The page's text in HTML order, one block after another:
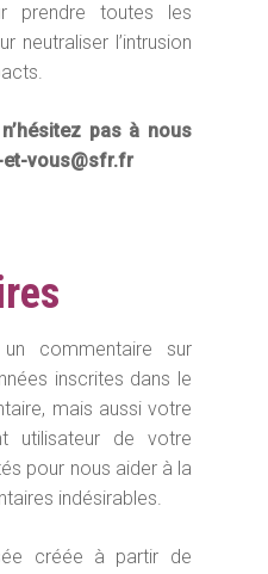
prendre toutes les
neutraliser l’intrusion
pas à nous
vous@sfr.fr
commentaire sur
inscrites dans le
mais aussi votre
utilisateur de votre
pour nous aider à la
indésirables.
créée à partir de